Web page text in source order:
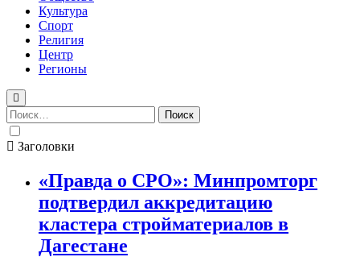
Культура
Спорт
Религия
Центр
Регионы
Найти:
Заголовки
«Правда о СРО»: Минпромторг
подтвердил аккредитацию
кластера стройматериалов в
Дагестане